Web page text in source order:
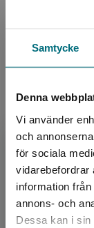
Samtycke
Denna
Vi använder
och
för sociala
vidarebefordrar
information
annons- och
Dessa kan i sin
Genom att
information, och
som faktiskt är
aktuell och
På tal om
25 lättlästa
stolta över
utbudet aldrig
angeläget förut.
Finns det